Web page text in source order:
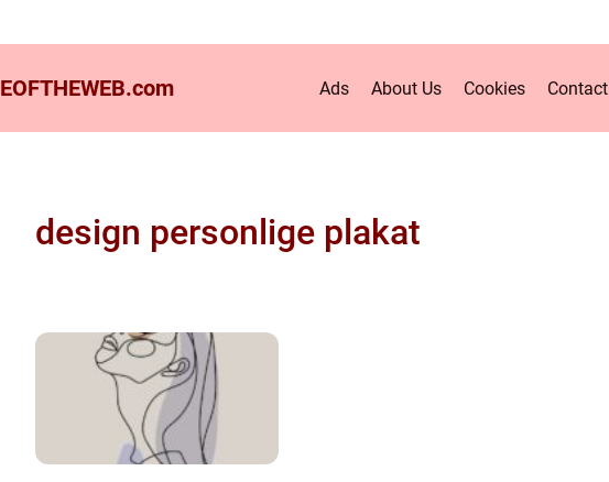
com Ads About Us Cookies Contact
design personlige plakat